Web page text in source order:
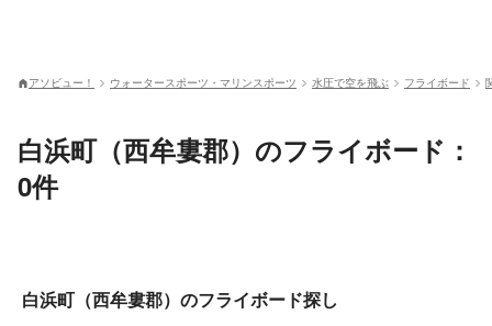
アソビュー！ ウォータースポーツ・マリンスポーツ 水圧で空を飛ぶ フライボード
白浜町（西牟婁郡）のフライボード：
0件
白浜町（西牟婁郡）のフライボード探し